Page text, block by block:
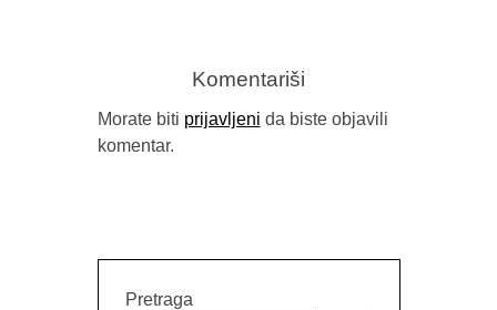
Komentariši
Morate biti prijavljeni da biste objavili
komentar.
Pretraga